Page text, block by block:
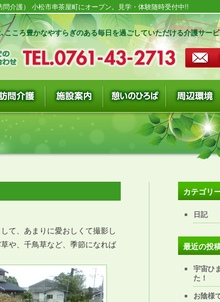
介護） 小松市串茶屋町にオープン。見学・体験随時受付中!!
､こころ豊かなやすらぎのある毎日を過ごしていただける介護サー
て、あまりに愛おしくて撮影し
や、千鳥草など、季節になれば
カテゴリ
日記
最近の投
宇宙ひ
た！
お陰様